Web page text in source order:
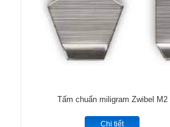
Tấm chuẩn miligram Zwibel M2
Chi tiết